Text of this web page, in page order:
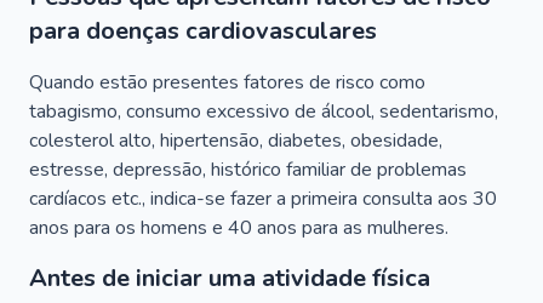
para doenças cardiovasculares
Quando estão presentes fatores de risco como
tabagismo, consumo excessivo de álcool, sedentarismo,
colesterol alto, hipertensão, diabetes, obesidade,
estresse, depressão, histórico familiar de problemas
cardíacos etc., indica-se fazer a primeira consulta aos 30
anos para os homens e 40 anos para as mulheres.
Antes de iniciar uma atividade física